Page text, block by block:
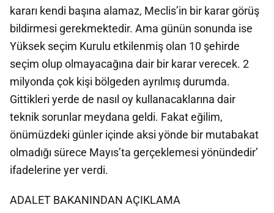
kararı kendi başına alamaz, Meclis’in bir karar görüş
bildirmesi gerekmektedir. Ama günün sonunda ise
Yüksek seçim Kurulu etkilenmiş olan 10 şehirde
seçim olup olmayacağına dair bir karar verecek. 2
milyonda çok kişi bölgeden ayrılmış durumda.
Gittikleri yerde de nasıl oy kullanacaklarına dair
teknik sorunlar meydana geldi. Fakat eğilim,
önümüzdeki günler içinde aksi yönde bir mutabakat
olmadığı sürece Mayıs’ta gerçeklemesi yönündedir’
ifadelerine yer verdi.
ADALET BAKANINDAN AÇIKLAMA